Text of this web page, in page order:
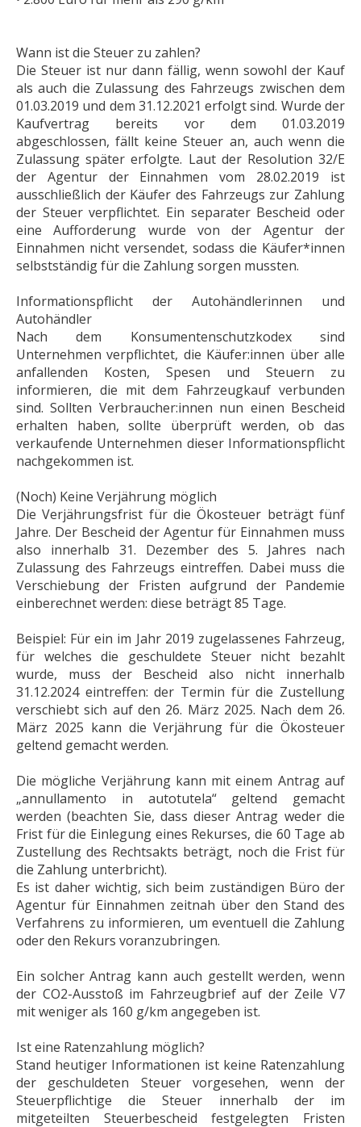
Wann ist die Steuer zu zahlen?
Die Steuer ist nur dann fällig, wenn sowohl der Kauf
als auch die Zulassung des Fahrzeugs zwischen dem
01.03.2019 und dem 31.12.2021 erfolgt sind. Wurde der
Kaufvertrag bereits vor dem 01.03.2019
abgeschlossen, fällt keine Steuer an, auch wenn die
Zulassung später erfolgte. Laut der Resolution 32/E
der Agentur der Einnahmen vom 28.02.2019 ist
ausschließlich der Käufer des Fahrzeugs zur Zahlung
der Steuer verpflichtet. Ein separater Bescheid oder
eine Aufforderung wurde von der Agentur der
Einnahmen nicht versendet, sodass die Käufer*innen
selbstständig für die Zahlung sorgen mussten.
Informationspflicht der Autohändlerinnen und
Autohändler
Nach dem Konsumentenschutzkodex sind
Unternehmen verpflichtet, die Käufer:innen über alle
anfallenden Kosten, Spesen und Steuern zu
informieren, die mit dem Fahrzeugkauf verbunden
sind. Sollten Verbraucher:innen nun einen Bescheid
erhalten haben, sollte überprüft werden, ob das
verkaufende Unternehmen dieser Informationspflicht
nachgekommen ist.
(Noch) Keine Verjährung möglich
Die Verjährungsfrist für die Ökosteuer beträgt fünf
Jahre. Der Bescheid der Agentur für Einnahmen muss
also innerhalb 31. Dezember des 5. Jahres nach
Zulassung des Fahrzeugs eintreffen. Dabei muss die
Verschiebung der Fristen aufgrund der Pandemie
einberechnet werden: diese beträgt 85 Tage.
Beispiel: Für ein im Jahr 2019 zugelassenes Fahrzeug,
für welches die geschuldete Steuer nicht bezahlt
wurde, muss der Bescheid also nicht innerhalb
31.12.2024 eintreffen: der Termin für die Zustellung
verschiebt sich auf den 26. März 2025. Nach dem 26.
März 2025 kann die Verjährung für die Ökosteuer
geltend gemacht werden.
Die mögliche Verjährung kann mit einem Antrag auf
„annullamento in autotutela“ geltend gemacht
werden (beachten Sie, dass dieser Antrag weder die
Frist für die Einlegung eines Rekurses, die 60 Tage ab
Zustellung des Rechtsakts beträgt, noch die Frist für
die Zahlung unterbricht).
Es ist daher wichtig, sich beim zuständigen Büro der
Agentur für Einnahmen zeitnah über den Stand des
Verfahrens zu informieren, um eventuell die Zahlung
oder den Rekurs voranzubringen.
Ein solcher Antrag kann auch gestellt werden, wenn
der CO2-Ausstoß im Fahrzeugbrief auf der Zeile V7
mit weniger als 160 g/km angegeben ist.
Ist eine Ratenzahlung möglich?
Stand heutiger Informationen ist keine Ratenzahlung
der geschuldeten Steuer vorgesehen, wenn der
Steuerpflichtige die Steuer innerhalb der im
mitgeteilten Steuerbescheid festgelegten Fristen